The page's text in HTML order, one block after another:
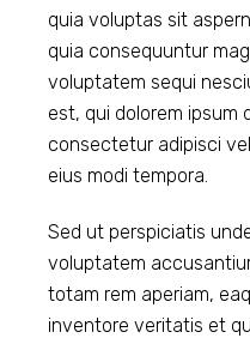
quia voluptas sit
quia consequuntur
voluptatem sequi
est, qui dolorem ipsum
consectetur adipisci
eius modi tempora.
Sed ut perspiciatis
voluptatem
totam rem aperiam,
inventore veritatis et